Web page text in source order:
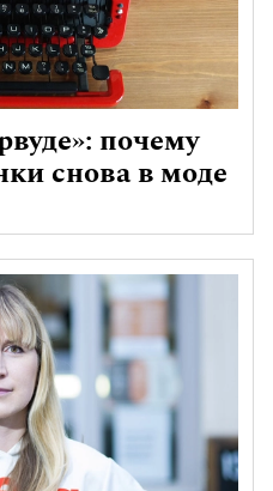
почему
снова в моде